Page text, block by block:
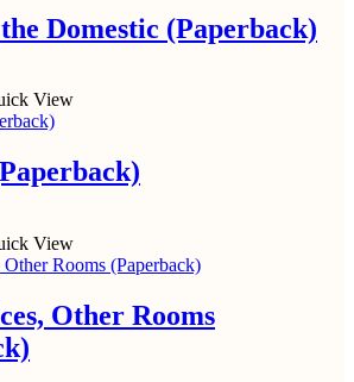
Domestic (Paperback)
View
View
Other Rooms